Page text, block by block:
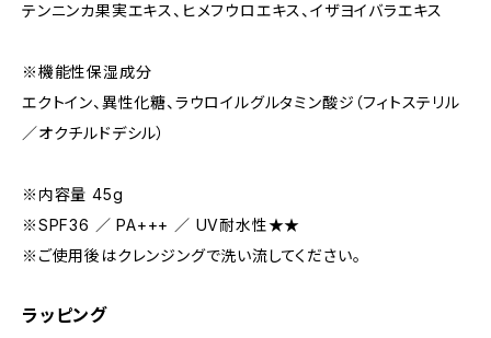
テンニンカ果実エキス、ヒメフウロエキス、イザヨイバラエキス
※機能性保湿成分
エクトイン、異性化糖、ラウロイルグルタミン酸ジ（フィトステリル
／オクチルドデシル）
※内容量 45g
※SPF36 ／ PA+++ ／ UV耐水性★★
※ご使用後はクレンジングで洗い流してください。
ラッピング